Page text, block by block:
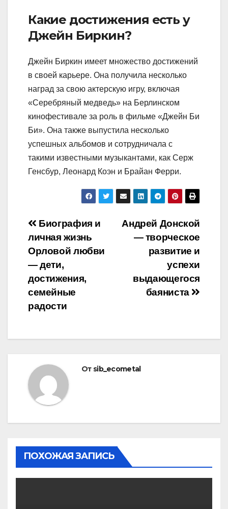
Какие достижения есть у
Джейн Биркин?
Джейн Биркин имеет множество достижений
в своей карьере. Она получила несколько
наград за свою актерскую игру, включая
«Серебряный медведь» на Берлинском
кинофестивале за роль в фильме «Джейн Би
Би». Она также выпустила несколько
успешных альбомов и сотрудничала с
такими известными музыкантами, как Серж
Генсбур, Леонард Коэн и Брайан Ферри.
Навигация
по
записям
Андрей Донской
— творческое
развитие и
успехи
выдающегося
баяниста
Биография и
личная жизнь
Орловой любви
— дети,
достижения,
семейные
радости
От sib_ecometal
ПОХОЖАЯ ЗАПИСЬ